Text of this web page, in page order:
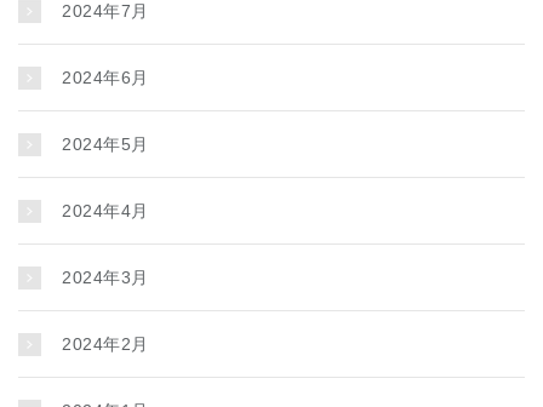
2024年7月
2024年6月
2024年5月
2024年4月
2024年3月
2024年2月